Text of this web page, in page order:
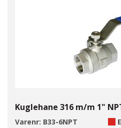
Kuglehane 316 m/m 1"
Varenr: B33-6NPT